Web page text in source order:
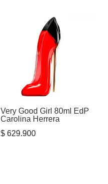
Very Good Girl 80ml EdP
Carolina Herrera
$629.900